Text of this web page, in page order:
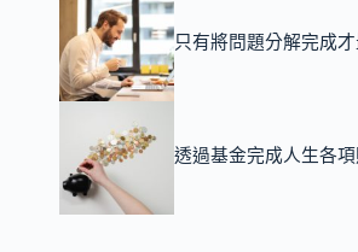
只有將問題分解完成
透過基金完成人生各